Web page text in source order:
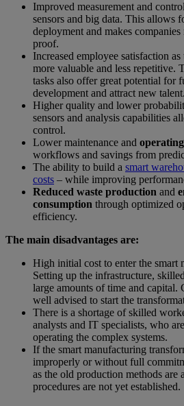
Improved measurement and
sensors and big data. This allows
deployment and makes
proof.
Increased employee satisfaction
more valuable and less repetitive.
tasks also offer great potential for
development and attract new talent.
Higher quality and lower
sensors and analysis capabilities
control.
Lower maintenance and
workflows and savings from
The ability to build a smart
costs – while improving
Reduced waste production and
consumption through optimized
efficiency.
The main disadvantages are:
High initial cost to enter the smart
Setting up the infrastructure,
large amounts of time and capital.
well advised to start the
There is a shortage of skilled
analysts and IT specialists, who
operating the complex systems.
If the smart manufacturing
improperly or without full
as the old production methods are
procedures are not yet established.